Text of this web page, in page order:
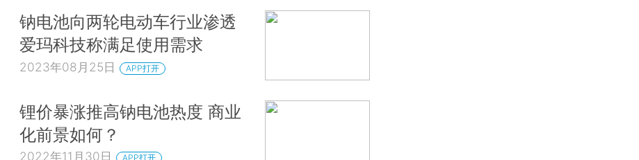
钠电池向两轮电动车行业渗透
爱玛科技称满足使用需求
2023年08月25日 APP打开
锂价暴涨推高钠电池热度 商业
化前景如何？
2022年11月30日 APP打开